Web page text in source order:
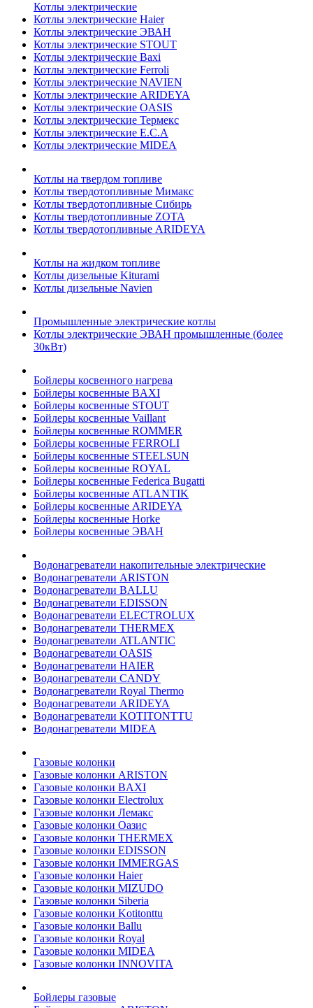
Котлы электрические
Котлы электрические Haier
Котлы электрические ЭВАН
Котлы электрические STOUT
Котлы электрические Baxi
Котлы электрические Ferroli
Котлы электрические NAVIEN
Котлы электрические ARIDEYA
Котлы электрические OASIS
Котлы электрические Термекс
Котлы электрические E.C.A
Котлы электрические MIDEA
Котлы на твердом топливе
Котлы твердотопливные Мимакс
Котлы твердотопливные Сибирь
Котлы твердотопливные ZOTA
Котлы твердотопливные ARIDEYA
Котлы на жидком топливе
Котлы дизельные Kiturami
Котлы дизельные Navien
Промышленные электрические котлы
Котлы электрические ЭВАН промышленные (более
30кВт)
Бойлеры косвенного нагрева
Бойлеры косвенные BAXI
Бойлеры косвенные STOUT
Бойлеры косвенные Vaillant
Бойлеры косвенные ROMMER
Бойлеры косвенные FERROLI
Бойлеры косвенные STEELSUN
Бойлеры косвенные ROYAL
Бойлеры косвенные Federica Bugatti
Бойлеры косвенные ATLANTIK
Бойлеры косвенные ARIDEYA
Бойлеры косвенные Horke
Бойлеры косвенные ЭВАН
Водонагреватели накопительные электрические
Водонагреватели ARISTON
Водонагреватели BALLU
Водонагреватели EDISSON
Водонагреватели ELECTROLUX
Водонагреватели THERMEX
Водонагреватели ATLANTIC
Водонагреватели OASIS
Водонагреватели HAIER
Водонагреватели CANDY
Водонагреватели Royal Thermo
Водонагреватели ARIDEYA
Водонагреватели KOTITONTTU
Водонагреватели MIDEA
Газовые колонки
Газовые колонки ARISTON
Газовые колонки BAXI
Газовые колонки Electrolux
Газовые колонки Лемакс
Газовые колонки Оазис
Газовые колонки THERMEX
Газовые колонки EDISSON
Газовые колонки IMMERGAS
Газовые колонки Haier
Газовые колонки MIZUDO
Газовые колонки Siberia
Газовые колонки Kotitonttu
Газовые колонки Ballu
Газовые колонки Royal
Газовые колонки MIDEA
Газовые колонки INNOVITA
Бойлеры газовые